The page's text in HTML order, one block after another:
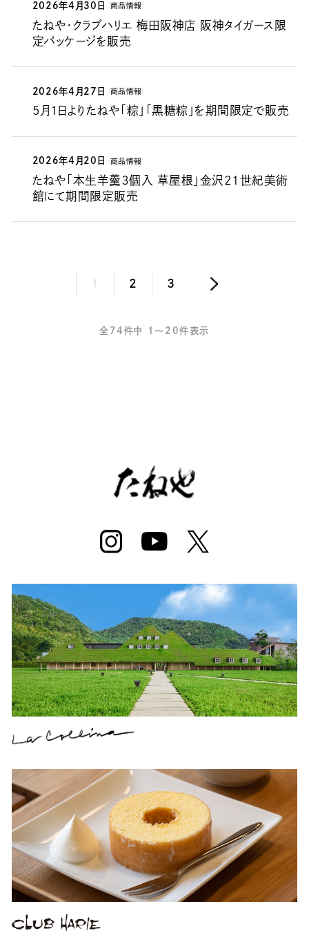
たねや・クラブハリエ 梅田阪神店 阪神タイガース限
定パッケージを販売
2026年4月30日 商品情報
5月1日よりたねや「粽」「黒糖粽」を期間限定で販売
2026年4月27日 商品情報
たねや「本生羊羹３個入 草屋根」金沢21世紀美術
館にて期間限定販売
2026年4月20日 商品情報
1 2 3
全74件中 1～20件表示